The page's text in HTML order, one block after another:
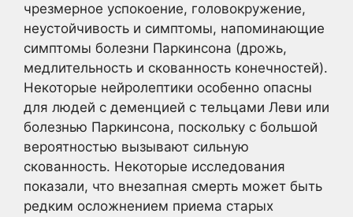
чрезмерное успокоение, головокружение,
неустойчивость и симптомы, напоминающие
симптомы болезни Паркинсона (дрожь,
медлительность и скованность конечностей).
Некоторые нейролептики особенно опасны
для людей с деменцией с тельцами Леви или
болезнью Паркинсона, поскольку с большой
вероятностью вызывают сильную
скованность. Некоторые исследования
показали, что внезапная смерть может быть
редким осложнением приема старых